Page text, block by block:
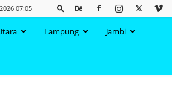
07:05
Lampung Jambi